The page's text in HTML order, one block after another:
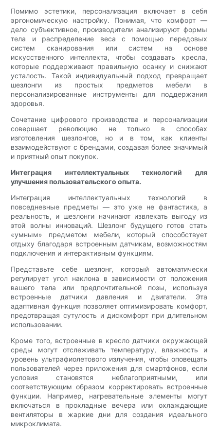
Помимо эстетики, персонализация включает в себя
эргономическую настройку. Понимая, что комфорт —
дело субъективное, производители анализируют формы
тела и распределение веса с помощью передовых
систем сканирования или систем на основе
искусственного интеллекта, чтобы создавать кресла,
которые поддерживают правильную осанку и снижают
усталость. Такой индивидуальный подход превращает
шезлонги из простых предметов мебели в
персонализированные инструменты для поддержания
здоровья.
Сочетание цифрового производства и персонализации
совершает революцию не только в способах
изготовления шезлонгов, но и в том, как клиенты
взаимодействуют с брендами, создавая более значимый
и приятный опыт покупок.
Интеграция интеллектуальных технологий для
улучшения пользовательского опыта.
Интеграция интеллектуальных технологий в
повседневные предметы — это уже не фантастика, а
реальность, и шезлонги начинают извлекать выгоду из
этой волны инноваций. Шезлонг будущего готов стать
«умным» предметом мебели, который способствует
отдыху благодаря встроенным датчикам, возможностям
подключения и интерактивным функциям.
Представьте себе шезлонг, который автоматически
регулирует угол наклона в зависимости от положения
вашего тела или предпочтительной позы, используя
встроенные датчики давления и двигатели. Эта
адаптивная функция позволяет оптимизировать комфорт,
предотвращая сутулость и дискомфорт при длительном
использовании.
Кроме того, встроенные в кресло датчики окружающей
среды могут отслеживать температуру, влажность и
уровень ультрафиолетового излучения, чтобы оповещать
пользователей через приложения для смартфонов, если
условия становятся неблагоприятными, или
соответствующим образом корректировать встроенные
функции. Например, нагревательные элементы могут
включаться в прохладные вечера или охлаждающие
вентиляторы в жаркие дни для создания идеального
микроклимата.